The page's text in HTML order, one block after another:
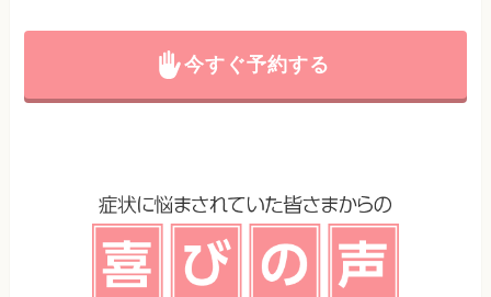
今すぐ予約する